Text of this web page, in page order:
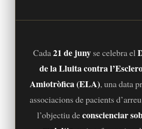
Cada 21 de juny se celebra el
de la Lluita contra
Amiotròfica (ELA), una data
associacions de pacients
l’objectiu deconscienciar